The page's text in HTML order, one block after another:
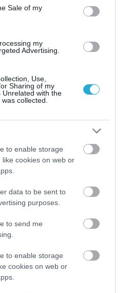
Sale of my
my
Advertising.
Use,
Sharing of my
Unrelated with the
collected.
to enable storage
cookies on web or
data to be sent to
purposes.
to send me
to enable storage
cookies on web or
Ειδήσεις
από την
ΝΕΑ ΤΟΥ PAGENEWS ΣΤΟ